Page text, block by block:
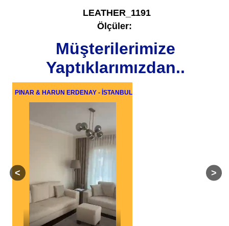
LEATHER_1191
Ölçüler:
Müşterilerimize
Yaptıklarımızdan..
PINAR & HARUN ERDENAY - İSTANBUL